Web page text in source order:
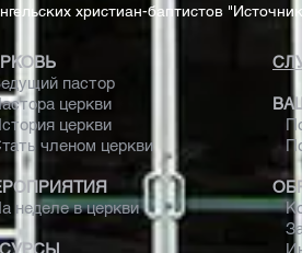
христиан-баптистов
пастор
церкви
церкви
членом церкви
неделе в церкви